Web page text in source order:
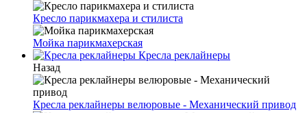
Кресло парикмахера и стилиста
Мойка парикмахерская
Кресла реклайнеры
Назад
Кресла реклайнеры велюровые - Механический привод